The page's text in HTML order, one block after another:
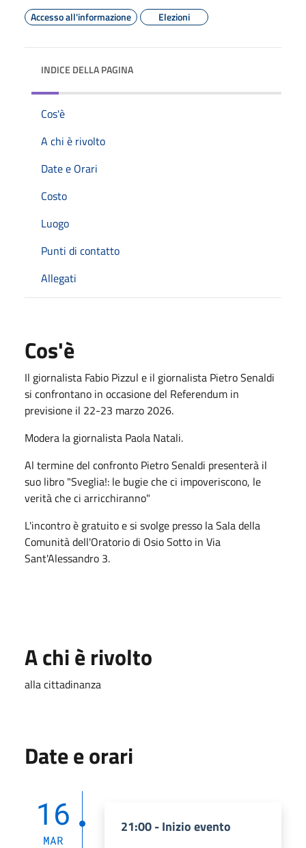
Accesso all'informazione
Elezioni
INDICE DELLA PAGINA
Cos'è
A chi è rivolto
Date e Orari
Costo
Luogo
Punti di contatto
Allegati
Cos'è
Il giornalista Fabio Pizzul e il giornalista Pietro Senaldi
si confrontano in occasione del Referendum in
previsione il 22-23 marzo 2026.
Modera la giornalista Paola Natali.
Al termine del confronto Pietro Senaldi presenterà il
suo libro "Sveglia!: le bugie che ci impoveriscono, le
verità che ci arricchiranno"
L'incontro è gratuito e si svolge presso la Sala della
Comunità dell'Oratorio di Osio Sotto in Via
Sant'Alessandro 3.
A chi è rivolto
alla cittadinanza
Date e orari
16
MAR
21:00 - Inizio evento